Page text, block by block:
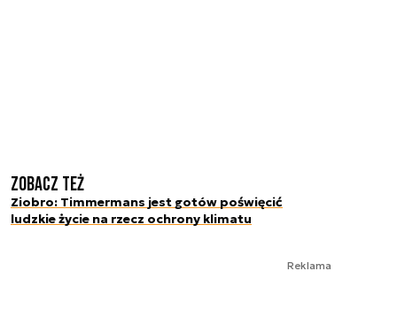
Zobacz też
Ziobro: Timmermans jest gotów poświęcić
ludzkie życie na rzecz ochrony klimatu
Reklama